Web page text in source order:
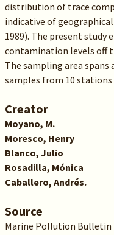
distribution of trace
indicative of
1989). The present study
contamination levels off
The sampling area
samples from 10
Creator
Moyano, M.
Moresco, Henry
Blanco, Julio
Rosadilla, Mónica
Caballero, Andrés.
Source
Marine Pollution Bulletin